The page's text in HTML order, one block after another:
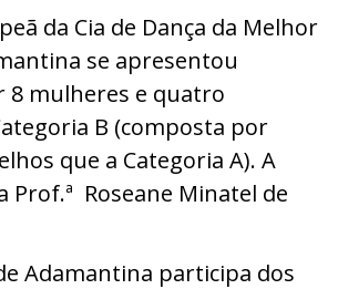
da Cia de Dança da Melhor
se apresentou
8 mulheres e quatro
B (composta por
que a Categoria A). A
Prof.ª Roseane Minatel de
Adamantina participa dos